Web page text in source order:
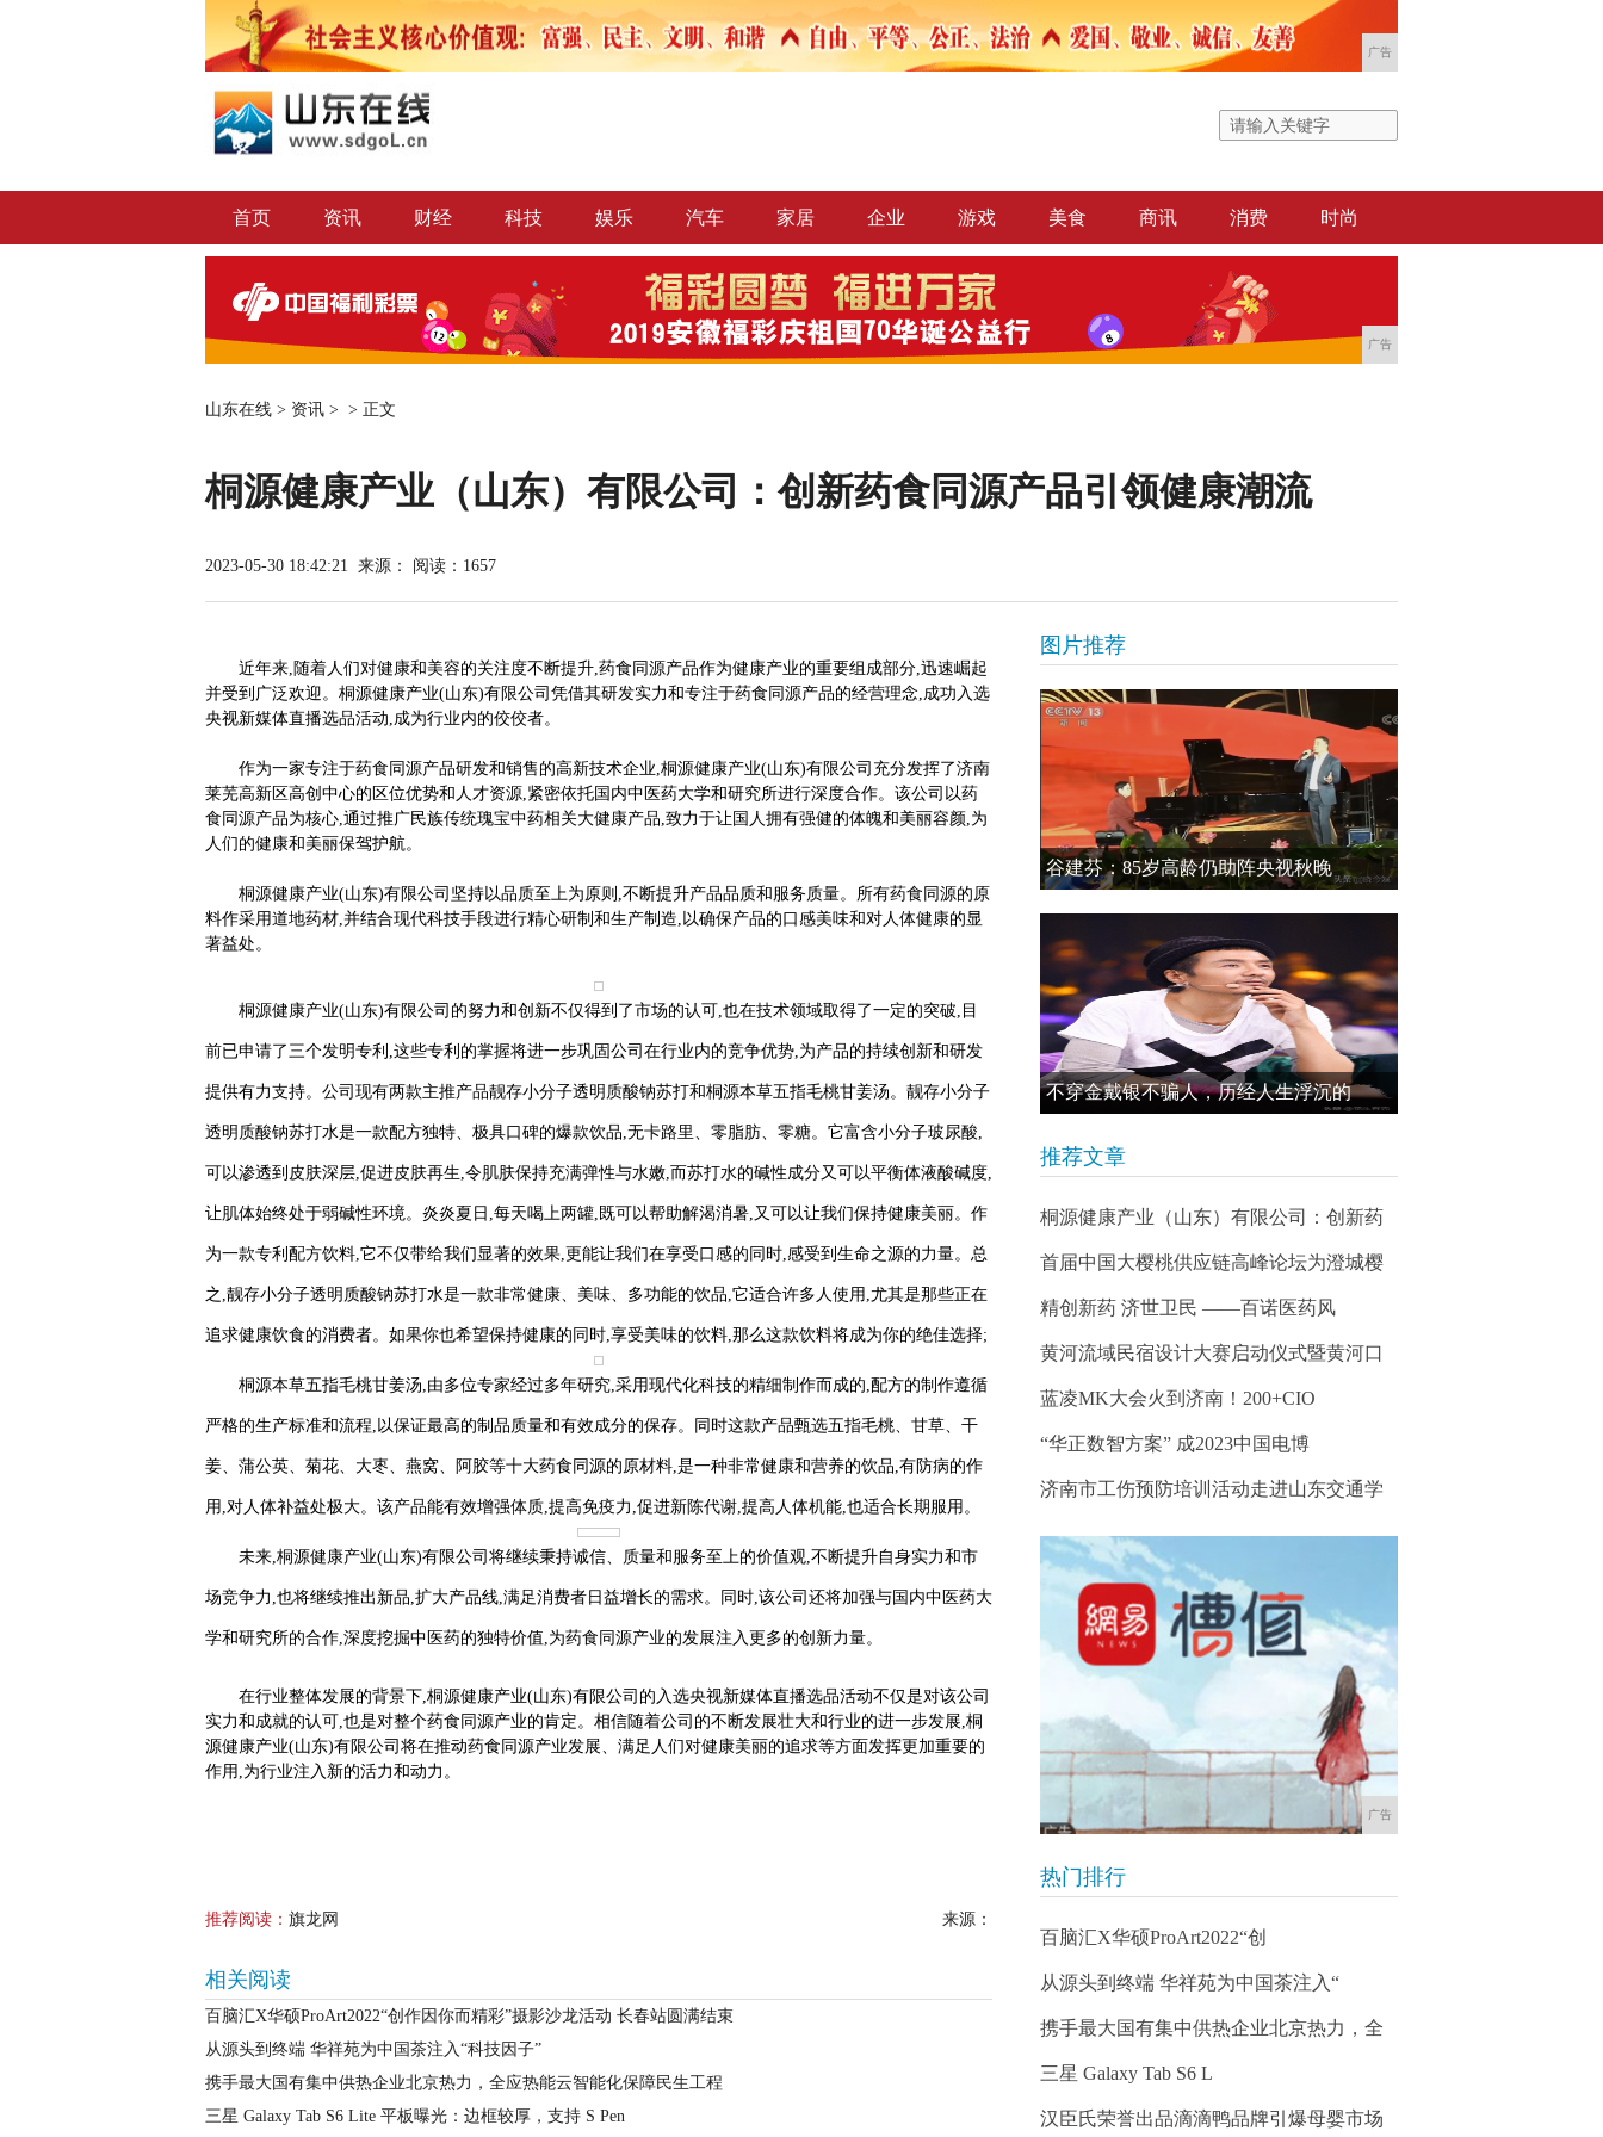
广告
首页 资讯 财经 科技 娱乐 汽车 家居 企业 游戏 美食 商讯 消费 时尚
广告
山东在线 > 资讯 > > 正文
桐源健康产业（山东）有限公司：创新药食同源产品引领健康潮流
2023-05-30 18:42:21 来源： 阅读：1657
近年来,随着人们对健康和美容的关注度不断提升,药食同源产品作为健康产业的重要组成部分,迅速崛起
并受到广泛欢迎。桐源健康产业(山东)有限公司凭借其研发实力和专注于药食同源产品的经营理念,成功入选
央视新媒体直播选品活动,成为行业内的佼佼者。
作为一家专注于药食同源产品研发和销售的高新技术企业,桐源健康产业(山东)有限公司充分发挥了济南
莱芜高新区高创中心的区位优势和人才资源,紧密依托国内中医药大学和研究所进行深度合作。该公司以药
食同源产品为核心,通过推广民族传统瑰宝中药相关大健康产品,致力于让国人拥有强健的体魄和美丽容颜,为
人们的健康和美丽保驾护航。
桐源健康产业(山东)有限公司坚持以品质至上为原则,不断提升产品品质和服务质量。所有药食同源的原
料作采用道地药材,并结合现代科技手段进行精心研制和生产制造,以确保产品的口感美味和对人体健康的显
著益处。
桐源健康产业(山东)有限公司的努力和创新不仅得到了市场的认可,也在技术领域取得了一定的突破,目
前已申请了三个发明专利,这些专利的掌握将进一步巩固公司在行业内的竞争优势,为产品的持续创新和研发
提供有力支持。公司现有两款主推产品靓存小分子透明质酸钠苏打和桐源本草五指毛桃甘姜汤。靓存小分子
透明质酸钠苏打水是一款配方独特、极具口碑的爆款饮品,无卡路里、零脂肪、零糖。它富含小分子玻尿酸,
可以渗透到皮肤深层,促进皮肤再生,令肌肤保持充满弹性与水嫩,而苏打水的碱性成分又可以平衡体液酸碱度,
让肌体始终处于弱碱性环境。炎炎夏日,每天喝上两罐,既可以帮助解渴消暑,又可以让我们保持健康美丽。作
为一款专利配方饮料,它不仅带给我们显著的效果,更能让我们在享受口感的同时,感受到生命之源的力量。总
之,靓存小分子透明质酸钠苏打水是一款非常健康、美味、多功能的饮品,它适合许多人使用,尤其是那些正在
追求健康饮食的消费者。如果你也希望保持健康的同时,享受美味的饮料,那么这款饮料将成为你的绝佳选择;
桐源本草五指毛桃甘姜汤,由多位专家经过多年研究,采用现代化科技的精细制作而成的,配方的制作遵循
严格的生产标准和流程,以保证最高的制品质量和有效成分的保存。同时这款产品甄选五指毛桃、甘草、干
姜、蒲公英、菊花、大枣、燕窝、阿胶等十大药食同源的原材料,是一种非常健康和营养的饮品,有防病的作
用,对人体补益处极大。该产品能有效增强体质,提高免疫力,促进新陈代谢,提高人体机能,也适合长期服用。
未来,桐源健康产业(山东)有限公司将继续秉持诚信、质量和服务至上的价值观,不断提升自身实力和市
场竞争力,也将继续推出新品,扩大产品线,满足消费者日益增长的需求。同时,该公司还将加强与国内中医药大
学和研究所的合作,深度挖掘中医药的独特价值,为药食同源产业的发展注入更多的创新力量。
在行业整体发展的背景下,桐源健康产业(山东)有限公司的入选央视新媒体直播选品活动不仅是对该公司
实力和成就的认可,也是对整个药食同源产业的肯定。相信随着公司的不断发展壮大和行业的进一步发展,桐
源健康产业(山东)有限公司将在推动药食同源产业发展、满足人们对健康美丽的追求等方面发挥更加重要的
作用,为行业注入新的活力和动力。
推荐阅读： 旗龙网 来源：
相关阅读
百脑汇X华硕ProArt2022“创作因你而精彩”摄影沙龙活动 长春站圆满结束
从源头到终端 华祥苑为中国茶注入“科技因子”
携手最大国有集中供热企业北京热力，全应热能云智能化保障民生工程
三星 Galaxy Tab S6 Lite 平板曝光：边框较厚，支持 S Pen
图片推荐
谷建芬：85岁高龄仍助阵央视秋晚
不穿金戴银不骗人，历经人生浮沉的
推荐文章
桐源健康产业（山东）有限公司：创新药
首届中国大樱桃供应链高峰论坛为澄城樱
精创新药 济世卫民 ——百诺医药风
黄河流域民宿设计大赛启动仪式暨黄河口
蓝凌MK大会火到济南！200+CIO
“华正数智方案” 成2023中国电博
济南市工伤预防培训活动走进山东交通学
广告
热门排行
百脑汇X华硕ProArt2022“创
从源头到终端 华祥苑为中国茶注入“
携手最大国有集中供热企业北京热力，全
三星 Galaxy Tab S6 L
汉臣氏荣誉出品滴滴鸭品牌引爆母婴市场